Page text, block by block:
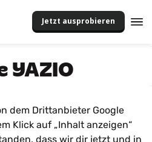
Jetzt ausprobieren
YAZIO
dem Drittanbieter Google
Klick auf „Inhalt anzeigen“
dass wir dir jetzt und in